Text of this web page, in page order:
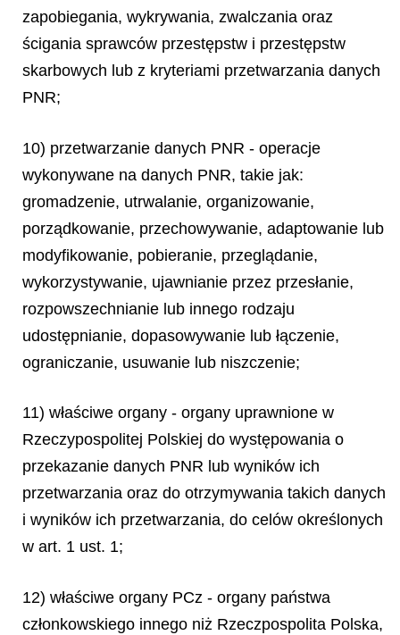
zapobiegania, wykrywania, zwalczania oraz
ścigania sprawców przestępstw i przestępstw
skarbowych lub z kryteriami przetwarzania danych
PNR;
10) przetwarzanie danych PNR - operacje
wykonywane na danych PNR, takie jak:
gromadzenie, utrwalanie, organizowanie,
porządkowanie, przechowywanie, adaptowanie lub
modyfikowanie, pobieranie, przeglądanie,
wykorzystywanie, ujawnianie przez przesłanie,
rozpowszechnianie lub innego rodzaju
udostępnianie, dopasowywanie lub łączenie,
ograniczanie, usuwanie lub niszczenie;
11) właściwe organy - organy uprawnione w
Rzeczypospolitej Polskiej do występowania o
przekazanie danych PNR lub wyników ich
przetwarzania oraz do otrzymywania takich danych
i wyników ich przetwarzania, do celów określonych
w art. 1 ust. 1;
12) właściwe organy PCz - organy państwa
członkowskiego innego niż Rzeczpospolita Polska,